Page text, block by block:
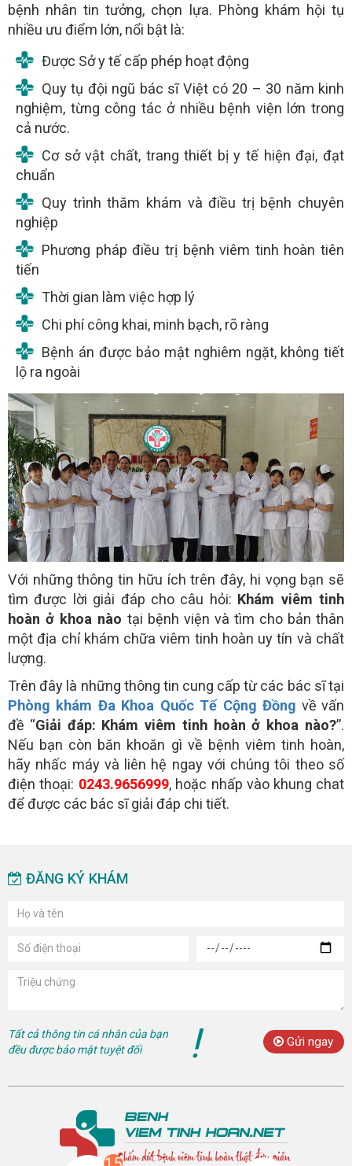
bệnh nhân tin tưởng, chọn lựa. Phòng khám hội tụ
nhiều ưu điểm lớn, nổi bật là:
Được Sở y tế cấp phép hoạt động
Quy tụ đội ngũ bác sĩ Việt có 20 – 30 năm kinh
nghiệm, từng công tác ở nhiều bệnh viện lớn trong
cả nước.
Cơ sở vật chất, trang thiết bị y tế hiện đại, đạt
chuẩn
Quy trình thăm khám và điều trị bệnh chuyên
nghiệp
Phương pháp điều trị bệnh viêm tinh hoàn tiên
tiến
Thời gian làm việc hợp lý
Chi phí công khai, minh bạch, rõ ràng
Bệnh án được bảo mật nghiêm ngặt, không tiết
lộ ra ngoài
Với những thông tin hữu ích trên đây, hi vọng bạn sẽ
tìm được lời giải đáp cho câu hỏi: Khám viêm tinh
hoàn ở khoa nào tại bệnh viện và tìm cho bản thân
một địa chỉ khám chữa viêm tinh hoàn uy tín và chất
lượng.
Trên đây là những thông tin cung cấp từ các bác sĩ tại
Phòng khám Đa Khoa Quốc Tế Cộng Đồng về vấn
đề “Giải đáp: Khám viêm tinh hoàn ở khoa nào?”.
Nếu bạn còn băn khoăn gì về bệnh viêm tinh hoàn,
hãy nhấc máy và liên hệ ngay với chúng tôi theo số
điện thoại: 0243.9656999, hoặc nhấp vào khung chat
để được các bác sĩ giải đáp chi tiết.
ĐĂNG KÝ KHÁM
Tất cả thông tin cá nhân của bạn
đều được bảo mật tuyệt đối
! Gửi ngay